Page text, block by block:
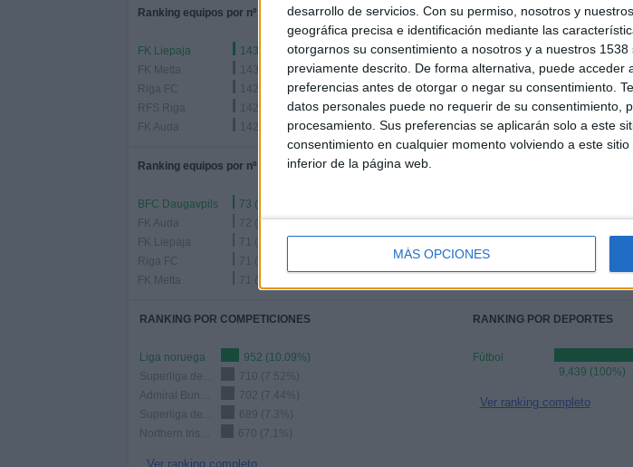
desarrollo de servicios. Con su permiso, nosotros y
geográfica precisa e identificación mediante las
otorgarnos su consentimiento a nosotros y a nuestros
previamente descrito. De forma alternativa, puede
preferencias antes de otorgar o negar su consentimiento.
datos personales puede no requerir de su consentimiento,
procesamiento. Sus preferencias se aplicarán solo a este
consentimiento en cualquier momento volviendo a este
inferior de la página web.
MÁS OPCIONES
Ranking equipos por nº de partidos
FK Liepaja
143 (1.51%)
FK Metta
143 (1.51%)
Riga FC
142 (1.5%)
RFS Riga
142 (1.5%)
FK Auda
142 (1.5%)
Ranking equipos por nº de partidos Local
BFC Daugavpils
73 (0.77%)
FK Auda
72 (0.76%)
FK Liepaja
71 (0.75%)
Riga FC
71 (0.75%)
FK Metta
71 (0.75%)
FK Liepaja
72 (0.76%)
FK Tukums 2000
RANKING POR COMPETICIONES
Liga noruega
952 (10.09%)
710 (7.52%)
702 (7.44%)
689 (7.3%)
670 (7.1%)
Ver ranking completo
RANKING POR DEPORTES
Fútbol
9,439 (100%)
Ver ranking completo